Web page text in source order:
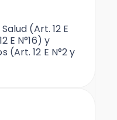
(Art. 12 E
E N°16) y
12 E N°2 y